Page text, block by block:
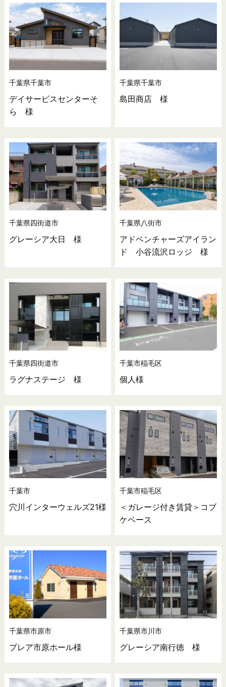
千葉県千葉市
デイサービスセンターそ
ら 様
千葉県千葉市
島田商店 様
千葉県四街道市
グレーシア大日 様
千葉県八街市
アドベンチャーズアイラン
ド 小谷流沢ロッジ 様
千葉県四街道市
ラグナステージ 様
千葉市稲毛区
個人様
千葉市
穴川インターウェルズ21様
千葉市稲毛区
＜ガレージ付き賃貸＞コブ
ケベース
千葉県市原市
プレア市原ホール様
千葉県市川市
グレーシア南行徳 様